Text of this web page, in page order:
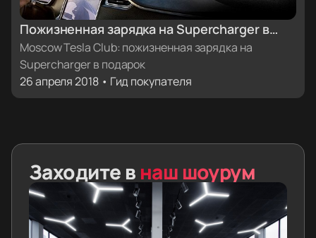
Пожизненная зарядка на Supercharger в
подарок от Moscow Tesla Club
Moscow Tesla Club: пожизненная зарядка на
Supercharger в подарок
26 апреля 2018 • Гид покупателя
Заходите в наш шоурум